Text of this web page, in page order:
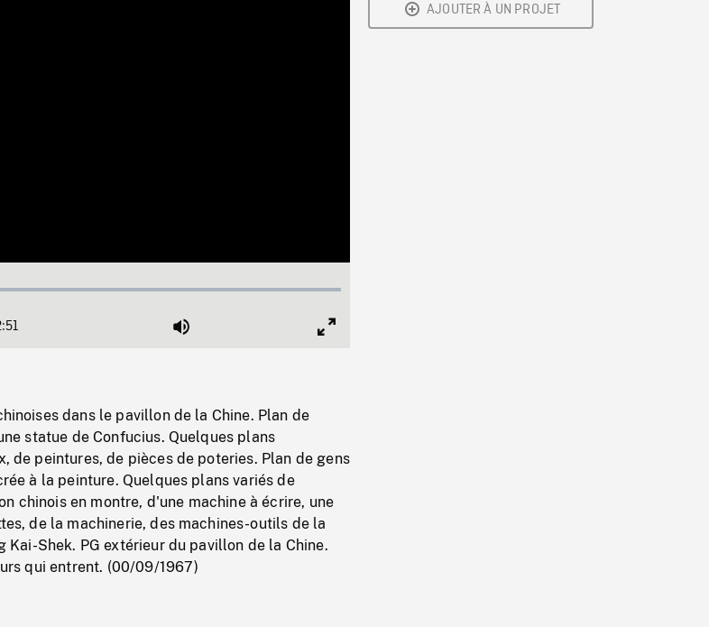
Mute
dans le pavillon de la Chine. Plan de
statue de Confucius. Quelques plans
de peintures, de pièces de poteries. Plan de gens
à la peinture. Quelques plans variés de
chinois en montre, d'une machine à écrire, une
de la machinerie, des machines-outils de la
Kai-Shek. PG extérieur du pavillon de la Chine.
qui entrent. (00/09/1967)
AJOUTER À UN PROJET